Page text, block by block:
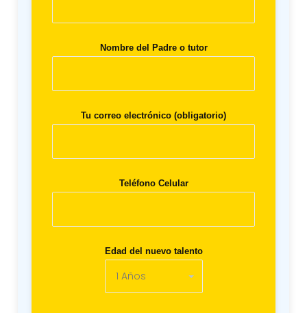
Nombre del Padre o tutor
Tu correo electrónico (obligatorio)
Teléfono Celular
Edad del nuevo talento